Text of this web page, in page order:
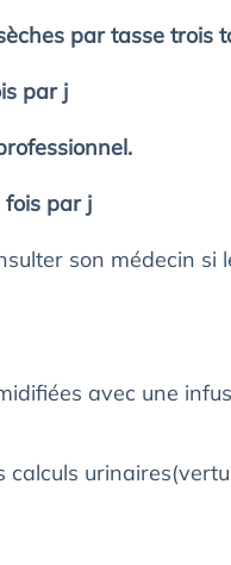
par tasse trois
par j
fois par j
son médecin si
avec une
calculs